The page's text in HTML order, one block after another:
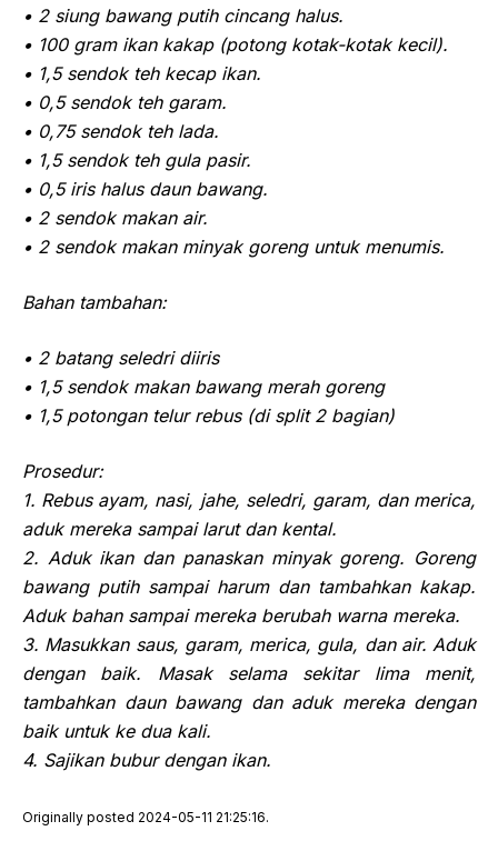
• 2 siung bawang putih cincang halus.
• 100 gram ikan kakap (potong kotak-kotak kecil).
• 1,5 sendok teh kecap ikan.
• 0,5 sendok teh garam.
• 0,75 sendok teh lada.
• 1,5 sendok teh gula pasir.
• 0,5 iris halus daun bawang.
• 2 sendok makan air.
• 2 sendok makan minyak goreng untuk menumis.
Bahan tambahan:
• 2 batang seledri diiris
• 1,5 sendok makan bawang merah goreng
• 1,5 potongan telur rebus (di split 2 bagian)
Prosedur:
1. Rebus ayam, nasi, jahe, seledri, garam, dan merica,
aduk mereka sampai larut dan kental.
2. Aduk ikan dan panaskan minyak goreng. Goreng
bawang putih sampai harum dan tambahkan kakap.
Aduk bahan sampai mereka berubah warna mereka.
3. Masukkan saus, garam, merica, gula, dan air. Aduk
dengan baik. Masak selama sekitar lima menit,
tambahkan daun bawang dan aduk mereka dengan
baik untuk ke dua kali.
4. Sajikan bubur dengan ikan.
Originally posted 2024-05-11 21:25:16.